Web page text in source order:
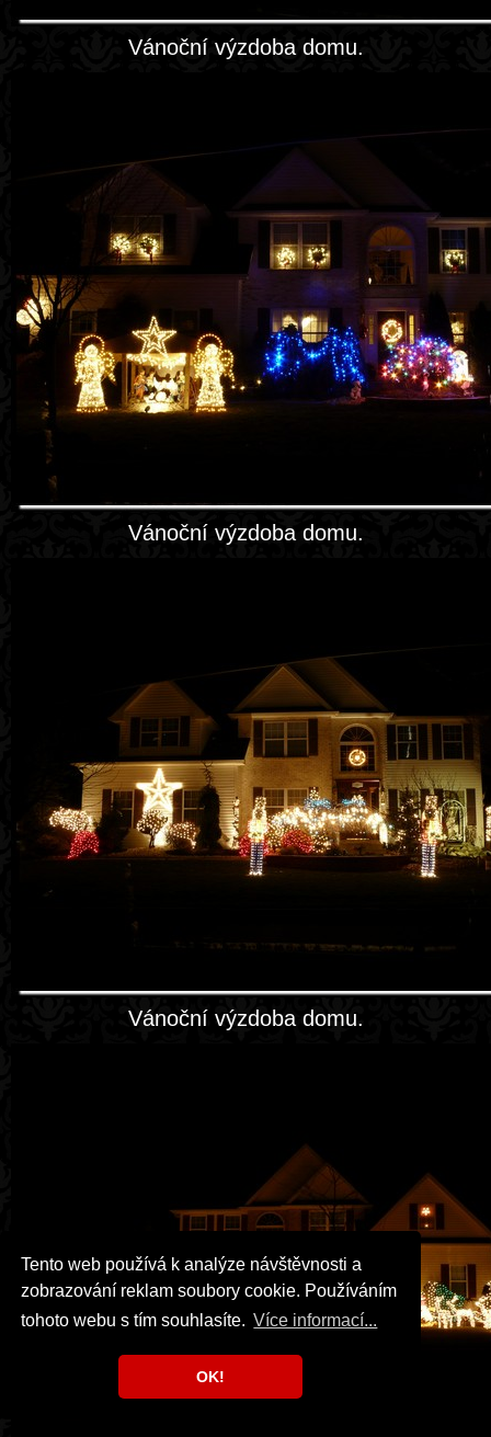
Tento web používá k analýze návštěvnosti a
zobrazování reklam soubory cookie. Používáním
tohoto webu s tím souhlasíte. Více informací...
OK!
Vánoční výzdoba domu.
Vánoční výzdoba domu.
Vánoční výzdoba domu.